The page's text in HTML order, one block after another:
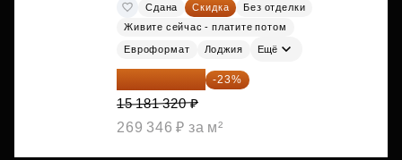
Сдана Скидка
Без отделки
Живите сейчас - платите потом
Евроформат Лоджия Ещё
11 689 616 ₽ -23%
15 181 320 ₽
269 346 ₽ за м²